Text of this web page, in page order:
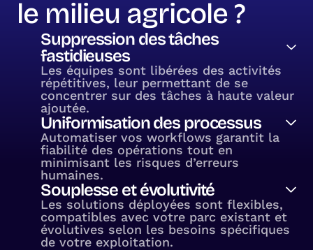
le milieu agricole ?
Suppression des tâches
fastidieuses
Les équipes sont libérées des activités
répétitives, leur permettant de se
concentrer sur des tâches à haute valeur
ajoutée.
Uniformisation des processus
Automatiser vos workflows garantit la
fiabilité des opérations tout en
minimisant les risques d’erreurs
humaines.
Souplesse et évolutivité
Les solutions déployées sont flexibles,
compatibles avec votre parc existant et
évolutives selon les besoins spécifiques
de votre exploitation.